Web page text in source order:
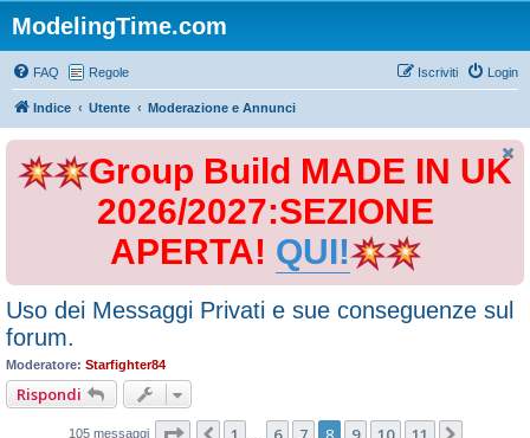
ModelingTime.com
FAQ Regole Login
Iscriviti
Indice Utente Moderazione e Annunci
Group Build MADE IN UK
2026/2027:SEZIONE
APERTA! QUI!
Uso dei Messaggi Privati e sue conseguenze sul
forum.
Moderatore: Starfighter84
Rispondi
105 messaggi Pagina 11